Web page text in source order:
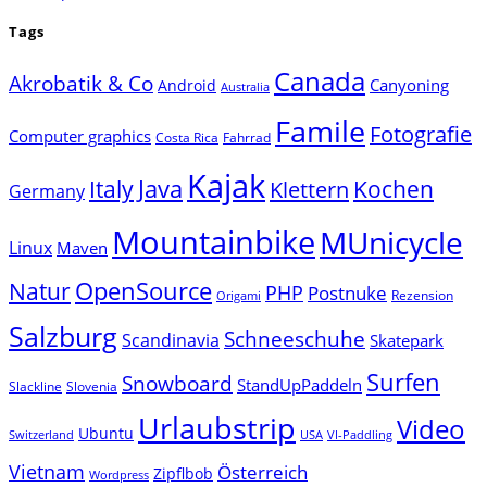
Tags
Akrobatik & Co Android Australia Canada Canyoning
Computer graphics Costa Rica Fahrrad Famile Fotografie
Germany Italy Java Kajak Klettern Kochen
Linux Maven MountainbikeMUnicycle
NaturOpenSource Origami PHP Postnuke Rezension
SalzburgScandinavia Schneeschuhe Skatepark
Slackline Slovenia Snowboard StandUpPaddeln Surfen
Switzerland Ubuntu Urlaubstrip USA VI-Paddling Video
Vietnam Wordpress Zipflbob Österreich